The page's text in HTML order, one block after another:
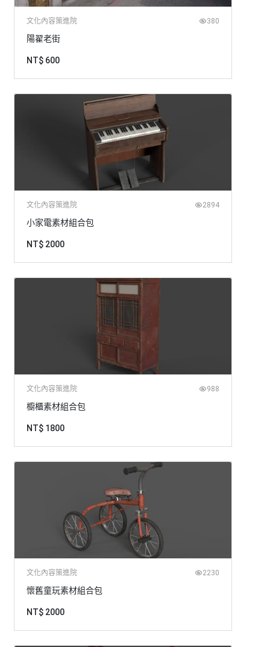
文化內容策進院 380
陽翟老街
NT$ 600
文化內容策進院 2894
小家電素材組合包
NT$ 2000
文化內容策進院 988
櫥櫃素材組合包
NT$ 1800
文化內容策進院 2230
懷舊童玩素材組合包
NT$ 2000